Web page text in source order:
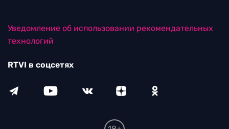
Уведомление об использовании рекомендательных
технологий
RTVI в соцсетях